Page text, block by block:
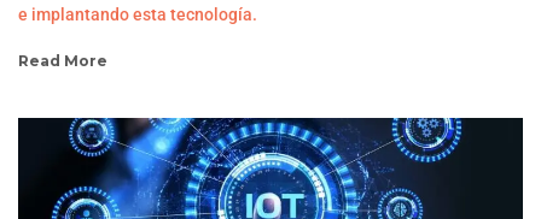
e implantando esta tecnología.
Read More